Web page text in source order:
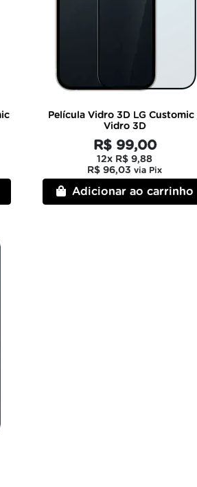
Película Vidro 3D LG Customic
Vidro 3D
R$ 99,00
12x R$ 9,88
R$ 96,03 via Pix
Adicionar ao carrinho